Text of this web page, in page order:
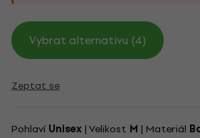
Vybrat alternativu (4)
Zeptat se
Pohlaví Unisex | Velikost M | Materiál